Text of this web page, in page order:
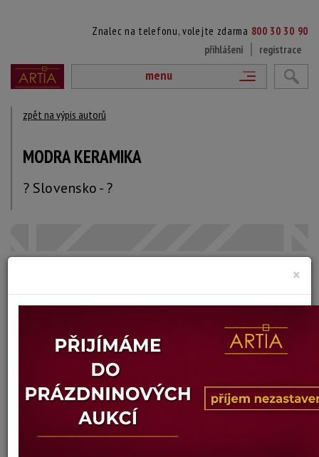
Znalec na telefonu, volejte zdarma 800 30 30 90
přihlášení
registrace
menu
zpět na výpis autorů
MODRA KERAMIKA
? Slovensko - ?
248. 4KS KERAMICKÝCH TALÍŘKŮ
Dosažená cena:
neprodáno
Vyvolávací cena: 400 Kč
Konec dražby:13.11.2025 20:41 SEČ
×